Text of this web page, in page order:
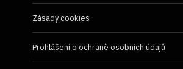
Zásady cookies
Prohlášení o ochraně osobních údajů